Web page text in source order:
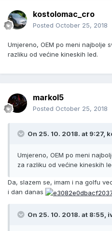
kostolomac_cro
Posted October 25, 2018
Umjereno, OEM po meni najbolje
razliku od većine kineskih led.
markol5
Posted October 25, 2018
On 25. 10. 2018. at 9:27,
Umjereno, OEM po meni
za razliku od većine kineskih
Da, slazem se, imam i na golfu
i dan danas
On 25. 10. 2018. at 8:55,